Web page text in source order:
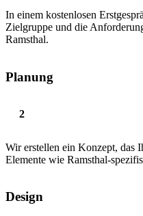
In einem kostenlosen
Zielgruppe und die
Ramsthal.
Planung
Wir erstellen ein Konzept, das
Elemente wie Ramsthal-
Design